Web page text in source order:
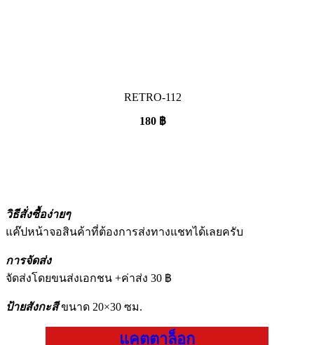
RETRO-112
180 ฿
วิธีสั่งซื้อง่ายๆ
แค๊ปหน้าจอสินค้าที่ต้องการส่งทางแชทได้เลยครับ
การจัดส่ง
จัดส่งโดยขนส่งเอกชน +ค่าส่ง 30 ฿
ป้ายสังกะสีขนาด 20×30 ซม.
แคตตาล็อก